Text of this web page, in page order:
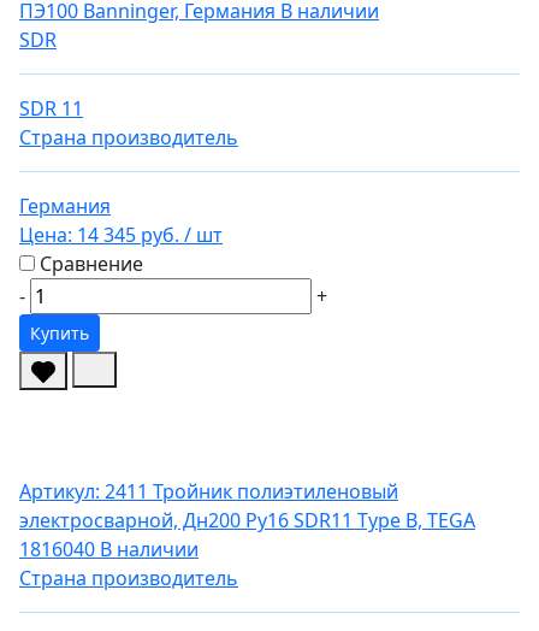
ПЭ100 Banninger, Германия В наличии
SDR
SDR 11
Страна производитель
Германия
Цена: 14 345 руб. / шт
Сравнение
-
+
Купить
Артикул: 2411 Тройник полиэтиленовый
электросварной, Дн200 Ру16 SDR11 Type B, TEGA
1816040 В наличии
Страна производитель